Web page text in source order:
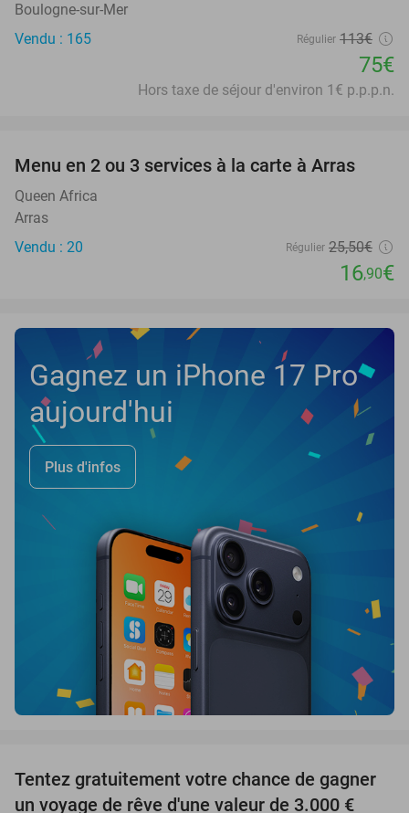
Boulogne-sur-Mer
Vendu : 165
Régulier 113€
75€
Hors taxe de séjour d'environ 1€ p.p.p.n.
34%
Menu en 2 ou 3 services à la carte à Arras
Queen Africa
Arras
Vendu : 20
Régulier 25,50€
16,90€
Gagnez un iPhone 17 Pro
aujourd'hui
Plus d'infos
Tentez gratuitement votre chance de gagner
un voyage de rêve d'une valeur de 3.000 €